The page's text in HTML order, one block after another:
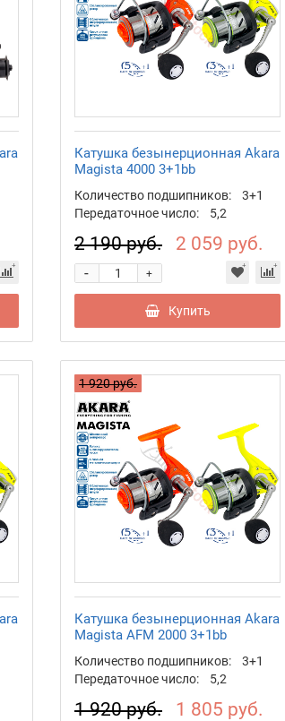
Катушка безынерционная Akara
Magista 4000 3+1bb
Количество подшипников:
3+1
Передаточное число:
5,2
2 190 руб. 2 059 руб.
+
-
Купить
1 920 руб.
Катушка безынерционная Akara
Magista AFM 2000 3+1bb
Количество подшипников:
3+1
Передаточное число:
5,2
1 920 руб. 1 805 руб.